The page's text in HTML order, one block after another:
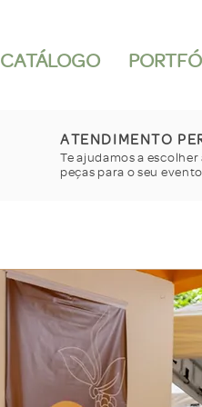
CATÁLOGO
ATENDIMENTO
Te ajudamos a
peças para o seu